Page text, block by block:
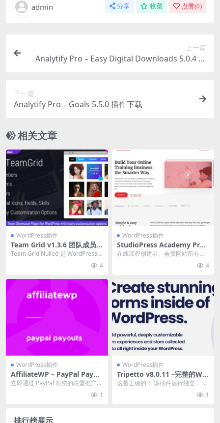
admin 分享 收藏 点赞(0)
上一篇
Analytify Pro – Easy Digital Downloads 5.0.4 拓
下一篇
Analytify Pro – Goals 5.5.0 插件下载
相关文章
WordPress插件
Team Grid v1.3.6 团队成员展
示 WordPress 插件下载
Team Grid Nulled 是 WordPress
4
WordPress插件
StudioPress Academy Pro
WordPress Theme 1.0.7
在线课程创建者、会员网站所有者
4
WordPress插件
AffiliateWP – PayPal Payou
ts 1.4.6 插件下载
立即通过 PayPal 向您的联盟推广员
1
WordPress插件
Tripetto v8.0.11 –完整的Wo
rdPress表单生成器插件下载
这是正确的！ 该插件运行独立， 成
1
排行榜展示